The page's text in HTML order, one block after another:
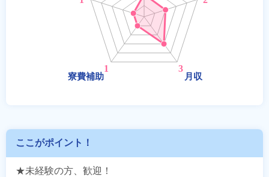
ここがポイント！
★未経験の方、歓迎！